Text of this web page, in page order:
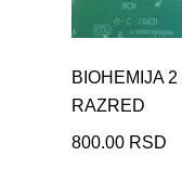
BIOHEMIJA
RAZRED
800.00 RSD